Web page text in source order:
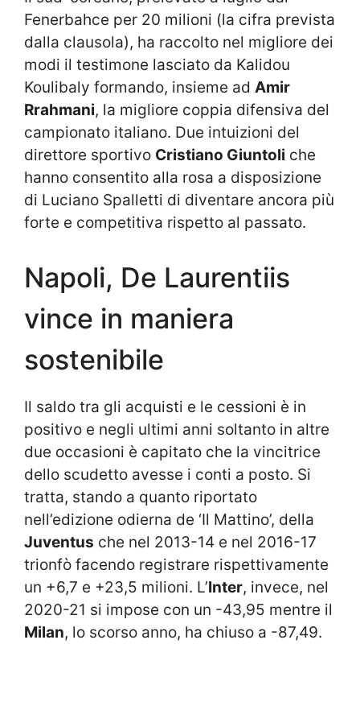
Fenerbahce per 20 milioni (la cifra prevista
dalla clausola), ha raccolto nel migliore dei
modi il testimone lasciato da Kalidou
Koulibaly formando, insieme ad Amir
Rrahmani, la migliore coppia difensiva del
campionato italiano. Due intuizioni del
direttore sportivo Cristiano Giuntoli che
hanno consentito alla rosa a disposizione
di Luciano Spalletti di diventare ancora più
forte e competitiva rispetto al passato.
Napoli, De Laurentiis
vince in maniera
sostenibile
Il saldo tra gli acquisti e le cessioni è in
positivo e negli ultimi anni soltanto in altre
due occasioni è capitato che la vincitrice
dello scudetto avesse i conti a posto. Si
tratta, stando a quanto riportato
nell’edizione odierna de ‘Il Mattino’, della
Juventus che nel 2013-14 e nel 2016-17
trionfò facendo registrare rispettivamente
un +6,7 e +23,5 milioni. L’Inter, invece, nel
2020-21 si impose con un -43,95 mentre il
Milan, lo scorso anno, ha chiuso a -87,49.